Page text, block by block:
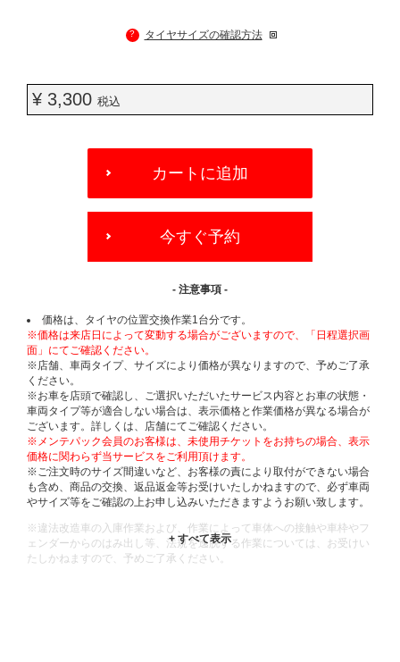
? タイヤサイズの確認方法
¥ 3,300 税込
OPTIONS
カートに追加
今すぐ予約
- 注意事項 -
価格は、タイヤの位置交換作業1台分です。
※価格は来店日によって変動する場合がございますので、「日程選択画
面」にてご確認ください。
※店舗、車両タイプ、サイズにより価格が異なりますので、予めご了承
ください。
※お車を店頭で確認し、ご選択いただいたサービス内容とお車の状態・
車両タイプ等が適合しない場合は、表示価格と作業価格が異なる場合が
ございます。詳しくは、店舗にてご確認ください。
※メンテパック会員のお客様は、未使用チケットをお持ちの場合、表示
価格に関わらず当サービスをご利用頂けます。
※ご注文時のサイズ間違いなど、お客様の責により取付ができない場合
も含め、商品の交換、返品返金等お受けいたしかねますので、必ず車両
やサイズ等をご確認の上お申し込みいただきますようお願い致します。
※違法改造車の入庫作業および、作業によって車体への接触や車枠やフ
ェンダーからのはみ出し等、法規を逸脱する作業については、お受けい
たしかねますので、予めご了承ください。